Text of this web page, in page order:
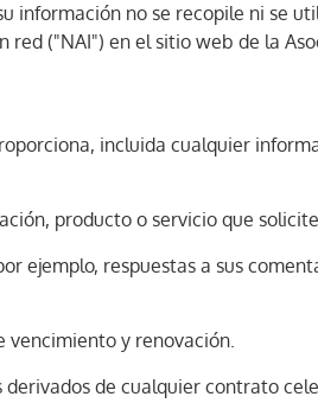
información no se recopile ni se
("NAI") en el sitio web de la
incluida cualquier
producto o servicio que
ejemplo, respuestas a sus
vencimiento y renovación.
de cualquier contrato